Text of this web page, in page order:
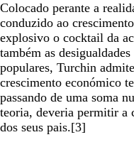
Colocado perante a
conduzido ao
explosivo o cocktail da
também as
populares, Turchin
crescimento económico
passando de uma soma
teoria, deveria permitir a
dos seus pais.[3]